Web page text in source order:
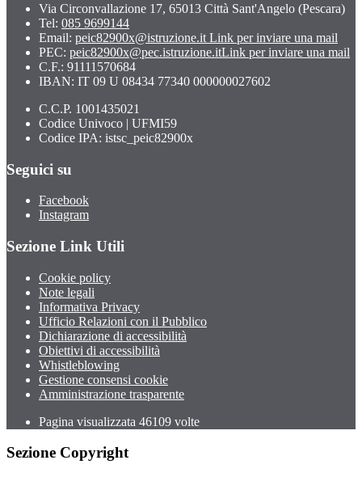
Via Circonvallazione 17, 65013 Città Sant'Angelo (Pescara)
Tel: 085 9699144
Email: peic82900x@istruzione.it Link per inviare una mail
PEC: peic82900x@pec.istruzione.itLink per inviare una mail
C.F.: 91111570684
IBAN: IT 09 U 08434 77340 000000027602
C.C.P. 1001435021
Codice Univoco | UFMI59
Codice IPA: istsc_peic82900x
Seguici su
Facebook
Instagram
Sezione Link Utili
Cookie policy
Note legali
Informativa Privacy
Ufficio Relazioni con il Pubblico
Dichiarazione di accessibilità
Obiettivi di accessibilità
Whistleblowing
Gestione consensi cookie
Amministrazione trasparente
Pagina visualizzata 46109 volte
Sezione Copyright